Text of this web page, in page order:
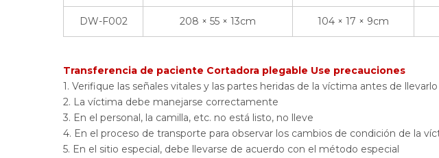
DW-F002 208 × 55 × 13cm 104 × 17 × 9cm
Transferencia de paciente Cortadora plegable Use precauciones
1. Verifique las señales vitales y las partes heridas de la víctima antes de llevarlo
2. La víctima debe manejarse correctamente
3. En el personal, la camilla, etc. no está listo, no lleve
4. En el proceso de transporte para observar los cambios de condición de la
5. En el sitio especial, debe llevarse de acuerdo con el método especial